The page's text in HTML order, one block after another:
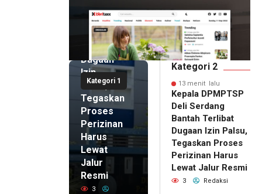
Kategori 1
Deli
Serdang
Bantah
Terlibat
Dugaan
Izin
Palsu,
Tegaskan
Proses
Perizinan
Harus
Lewat
Jalur
Resmi
3
Kategori 2
13 menit lalu
Kepala DPMPTSP
Deli Serdang
Bantah Terlibat
Dugaan Izin Palsu,
Tegaskan Proses
Perizinan Harus
Lewat Jalur Resmi
3 Redaksi